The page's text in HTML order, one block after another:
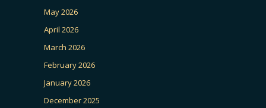
May 2026
April 2026
March 2026
February 2026
January 2026
December 2025